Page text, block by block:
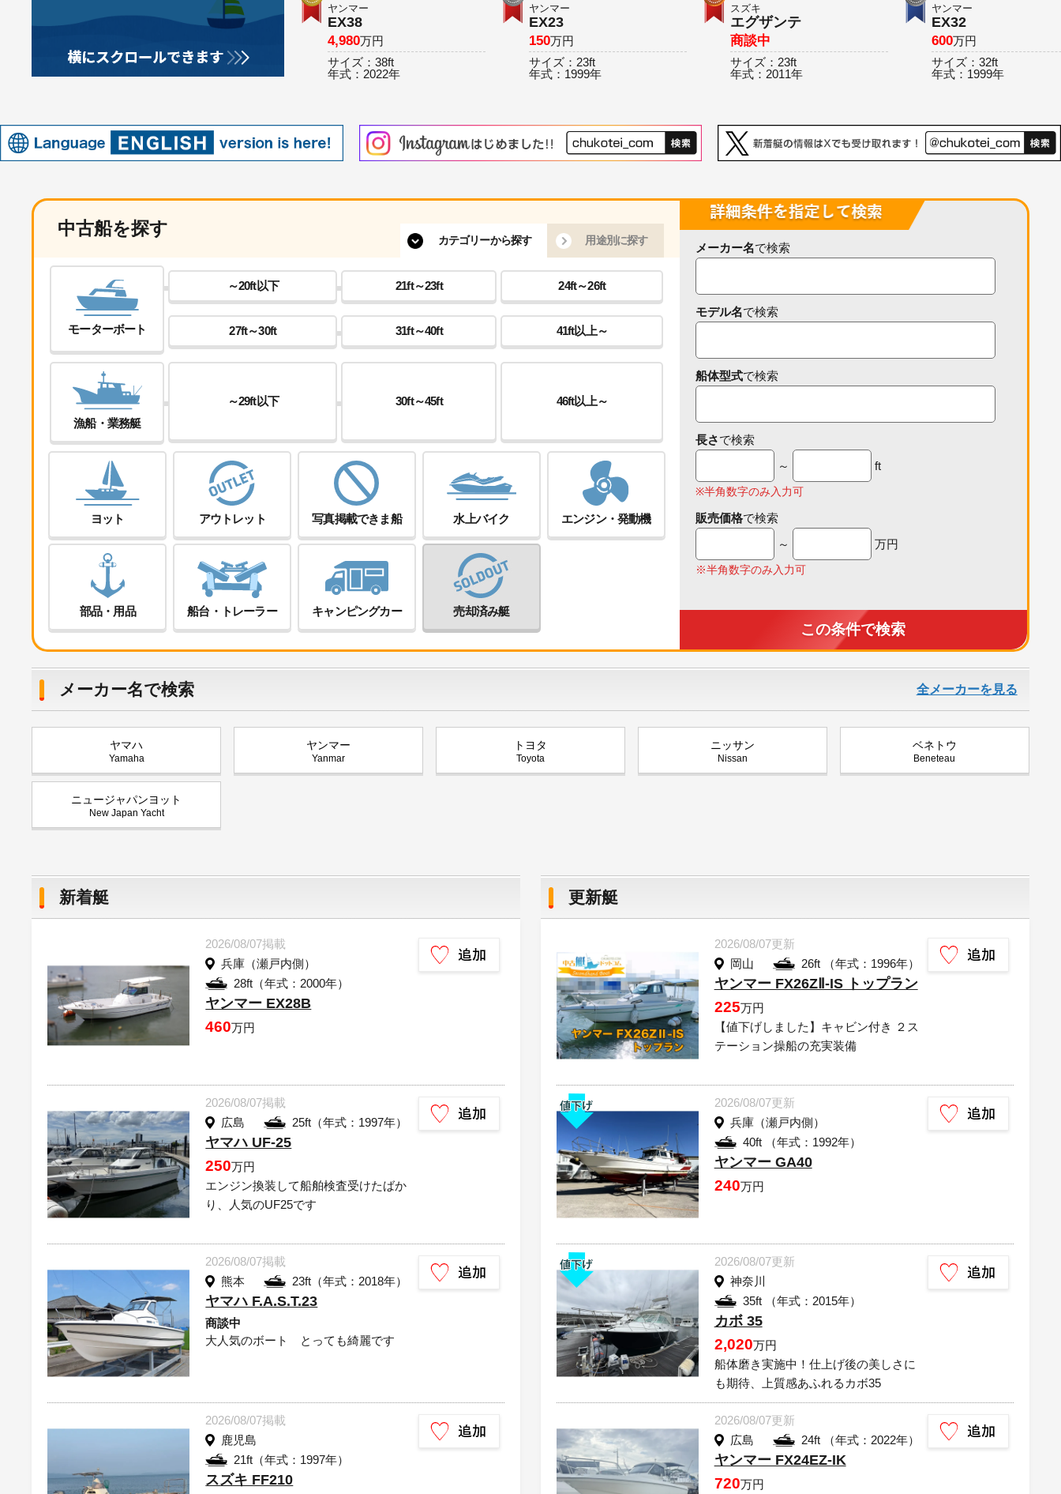
ヤンマー
EX38
4,980万円
サイズ：38ft
年式： 2022年
ヤンマー
EX23
150万円
サイズ： 23ft
年式： 1999年
スズキ
エグザンテ
商談中
サイズ： 23ft
年式： 2011年
ヤンマー
EX32
600万円
サイズ：32ft
年式： 1999年
中古船を探す
カテゴリーから探す 用途別に探す
モーターボート
～20ft以下 21ft～23ft 24ft～26ft
27ft～30ft 31ft～40ft 41ft以上～
漁船・業務艇
～29ft以下 30ft～45ft 46ft以上～
ヨット アウトレット 写真掲載できま船 水上バイク エンジン・発動機
部品・用品 船台・トレーラー キャンピングカー 売却済み艇
メーカー名で検索
モデル名で検索
船体型式で検索
長さで検索
～
ft
※半角数字のみ入力可
販売価格で検索
～
万円
※半角数字のみ入力可
この条件で検索
メーカー名で検索 全メーカーを見る
ヤマハ
Yamaha
ヤンマー
Yanmar
トヨタ
Toyota
ニッサン
Nissan
ベネトウ
Beneteau
ニュージャパンヨット
New Japan Yacht
新着艇
2026/08/07掲載
兵庫（瀬戸内側）
28ft（年式：2000年）
ヤンマー EX28B
460万円
2026/08/07掲載
広島
25ft（年式：1997年）
ヤマハ UF-25
250万円
エンジン換装して船舶検査受けたばか
り、人気のUF25です
2026/08/07掲載
熊本
23ft（年式：2018年）
ヤマハ F.A.S.T.23
商談中
大人気のボート とっても綺麗です
2026/08/07掲載
鹿児島
21ft（年式：1997年）
スズキ FF210
更新艇
2026/08/07更新
岡山
26ft （年式：1996年）
ヤンマー FX26ZⅡ-IS トップラン
225万円
【値下げしました】キャビン付き ２ス
テーション操船の充実装備
2026/08/07更新
兵庫（瀬戸内側）
40ft （年式：1992年）
ヤンマー GA40
240万円
2026/08/07更新
神奈川
35ft （年式：2015年）
カボ 35
2,020万円
船体磨き実施中！仕上げ後の美しさに
も期待、上質感あふれるカボ35
2026/08/07更新
広島
24ft （年式：2022年）
ヤンマー FX24EZ-IK
720万円